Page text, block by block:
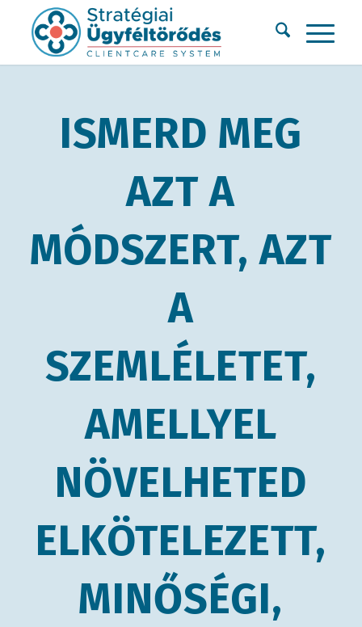
ISMERD MEG
AZT A
MÓDSZERT, AZT
A
SZEMLÉLETET,
AMELLYEL
NÖVELHETED
ELKÖTELEZETT,
MINŐSÉGI,